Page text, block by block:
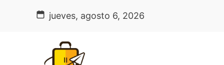
jueves, agosto 6, 2026